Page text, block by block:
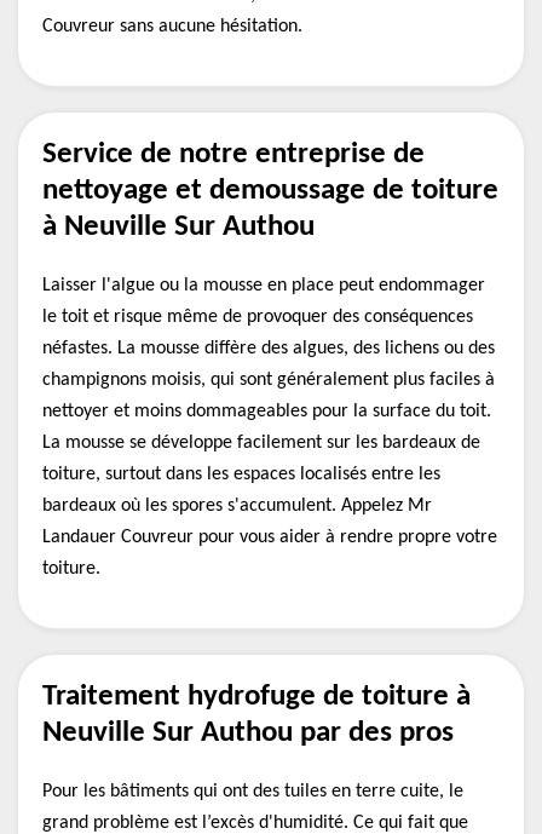
Couvreur sans aucune hésitation.
Service de notre entreprise de
nettoyage et demoussage de toiture
à Neuville Sur Authou
Laisser l'algue ou la mousse en place peut endommager
le toit et risque même de provoquer des conséquences
néfastes. La mousse diffère des algues, des lichens ou des
champignons moisis, qui sont généralement plus faciles à
nettoyer et moins dommageables pour la surface du toit.
La mousse se développe facilement sur les bardeaux de
toiture, surtout dans les espaces localisés entre les
bardeaux où les spores s'accumulent. Appelez Mr
Landauer Couvreur pour vous aider à rendre propre votre
toiture.
Traitement hydrofuge de toiture à
Neuville Sur Authou par des pros
Pour les bâtiments qui ont des tuiles en terre cuite, le
grand problème est l’excès d'humidité. Ce qui fait que